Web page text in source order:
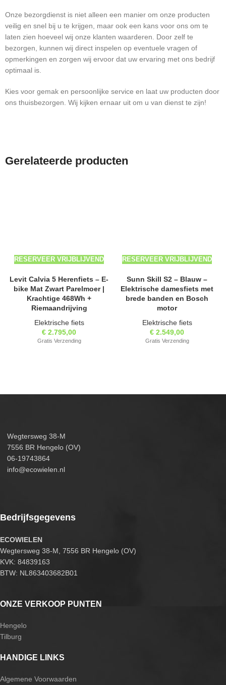
Onze bezorgdienst is niet alleen een manier om onze producten
veilig en snel bij u te krijgen, maar ook een kans voor ons om te
laten zien hoeveel wij onze klanten waarderen. Door zelf te
bezorgen, kunnen wij direct inspelen op eventuele vragen of
opmerkingen en zorgen wij ervoor dat uw ervaring met ons bedrijf
optimaal is.
Kies voor gemak en persoonlijke service en laat uw producten door
ons thuisbezorgen. Wij kijken ernaar uit om u van dienst te zijn!
Gerelateerde producten
RESERVEER VRIJBLIJVEND
Levit Calvia 5 Herenfiets – E-
bike Mat Zwart Parelmoer |
Krachtige 468Wh +
Riemaandrijving
Elektrische fiets
€ 2.795,00
Gratis Verzending
RESERVEER VRIJBLIJVEND
Sunn Skill S2 – Blauw –
Elektrische damesfiets met
brede banden en Bosch
motor
Elektrische fiets
€ 2.549,00
Gratis Verzending
Wegtersweg 38-M
7556 BR Hengelo (OV)
06-19743864
info@ecowielen.nl
Bedrijfsgegevens
ECOWIELEN
Wegtersweg 38-M, 7556 BR Hengelo (OV)
KVK: 84839163
BTW: NL863403682B01
ONZE VERKOOP PUNTEN
Hengelo
Tilburg
HANDIGE LINKS
Algemene Voorwaarden